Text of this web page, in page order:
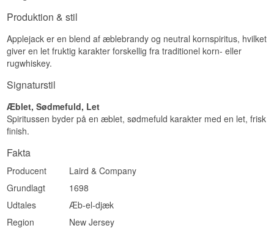
Se hele vores udvalg afAppleJack
Produktion & stil
Applejack er en blend af æblebrandy og neutral kornspiritus, hvilket
giver en let fruktig karakter forskellig fra traditionel korn- eller
rugwhiskey.
Signaturstil
Æblet, Sødmefuld, Let
Spiritussen byder på en æblet, sødmefuld karakter med en let, frisk
finish.
Fakta
Producent
Laird & Company
Grundlagt
1698
Udtales
Æb-el-djæk
Region
New Jersey